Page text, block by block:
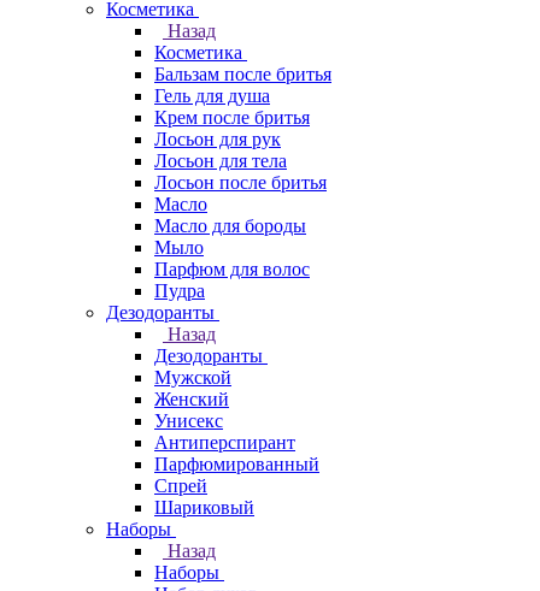
Косметика
Назад
Косметика
Бальзам после бритья
Гель для душа
Крем после бритья
Лосьон для рук
Лосьон для тела
Лосьон после бритья
Масло
Масло для бороды
Мыло
Парфюм для волос
Пудра
Дезодоранты
Назад
Дезодоранты
Мужской
Женский
Унисекс
Антиперспирант
Парфюмированный
Спрей
Шариковый
Наборы
Назад
Наборы